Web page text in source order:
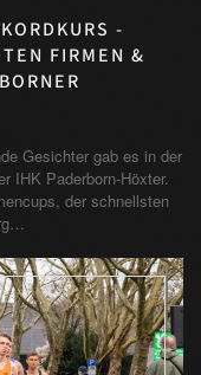
-
FIRMEN &
Gesichter gab es in der
IHK Paderborn-Höxter.
der schnellsten